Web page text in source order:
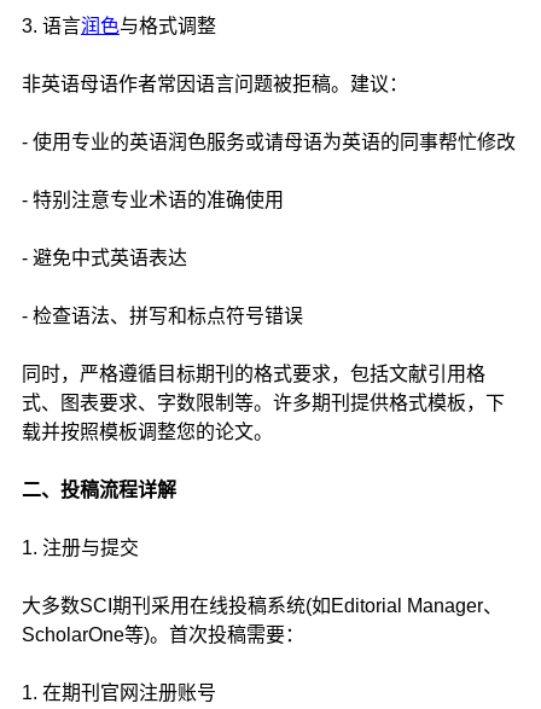
3. 语言润色与格式调整
非英语母语作者常因语言问题被拒稿。建议：
- 使用专业的英语润色服务或请母语为英语的同事帮忙修改
- 特别注意专业术语的准确使用
- 避免中式英语表达
- 检查语法、拼写和标点符号错误
同时，严格遵循目标期刊的格式要求，包括文献引用格
式、图表要求、字数限制等。许多期刊提供格式模板，下
载并按照模板调整您的论文。
二、投稿流程详解
1. 注册与提交
大多数SCI期刊采用在线投稿系统(如Editorial Manager、
ScholarOne等)。首次投稿需要：
1. 在期刊官网注册账号